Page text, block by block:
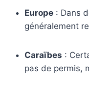
Europe : Dans
généralement
Caraïbes :
pas de permis,